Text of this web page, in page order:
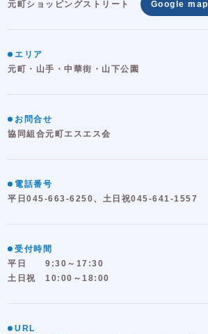
元町ショッピングストリート
Google map
エリア
元町・山手・中華街・山下公園
お問合せ
協同組合元町エスエス会
電話番号
平日045-663-6250、土日祝045-641-1557
受付時間
平日 9:30～17:30
土日祝 10:00～18:00
URL